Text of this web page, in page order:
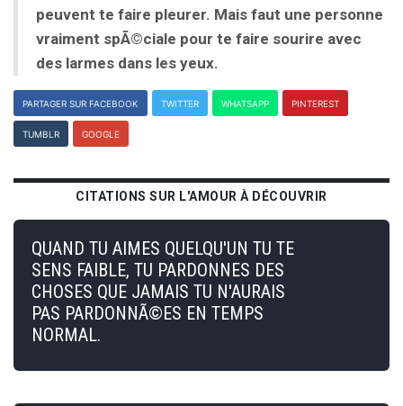
peuvent te faire pleurer. Mais faut une personne
vraiment spÃ©ciale pour te faire sourire avec
des larmes dans les yeux.
PARTAGER SUR FACEBOOK TWITTER WHATSAPP PINTEREST
TUMBLR GOOGLE
CITATIONS SUR L'AMOUR À DÉCOUVRIR
QUAND TU AIMES QUELQU'UN TU TE
SENS FAIBLE, TU PARDONNES DES
CHOSES QUE JAMAIS TU N'AURAIS
PAS PARDONNÃ©ES EN TEMPS
NORMAL.